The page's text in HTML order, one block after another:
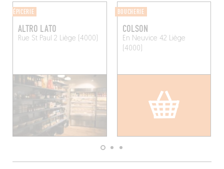
ÉPICERIE
ALTRO LATO
Rue St Paul 2 Liège (4000)
BOUCHERIE
COLSON
En Neuvice 42 Liège
(4000)